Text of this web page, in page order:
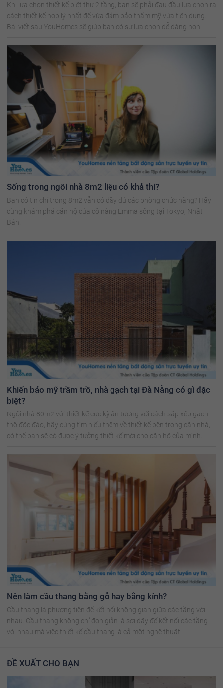
Khi lựa chọn thiết kế biệt thự 2 tầng, bạn sẽ phải đau đầu lựa chọn ra
cách thiết kế hợp lý nhất để vừa đảm bảo thẩm mỹ vừa tiện dụng.
Bài viết sau YouHomes sẽ giúp bạn có sự lựa chọn dễ dàng hơn.
Sống trong ngôi nhà 8m2 liệu có khả thi?
Bạn có tin chỉ trong 8m2 vẫn có đầy đủ các phòng chức năng? Hãy
cùng khám phá căn hộ của cô nàng Emma sống tại Tokyo, Nhật
Bản.
Khiến báo mỹ trầm trồ, nhà gạch tại Đà Nẵng có gì đặc
biệt?
Ngôi nhà 80m2 với thiết kế cực kỳ ấn tượng với cách sắp xếp gạch
thô độc đáo, hãy cùng tìm hiểu thêm về thiết kế bên trong căn nhà,
có thể bạn sẽ có được ý tưởng thiết kế mới cho căn hộ của mình.
Nên làm cầu thang bằng gỗ hay bằng kính?
Cầu thang là phương tiện để kết nối không gian giữa các tầng với
nhau. Cầu thang không chỉ đơn giản là sợi dây để kết nối các tầng
với nhau mà việc thiết kế cầu thang là cả một nghệ thuật.
ĐỀ XUẤT CHO BẠN